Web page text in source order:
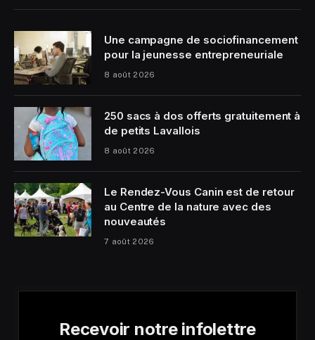
Une campagne de sociofinancement
pour la jeunesse entrepreneuriale
8 août 2026
250 sacs à dos offerts gratuitement à
de petits Lavallois
8 août 2026
Le Rendez-Vous Canin est de retour
au Centre de la nature avec des
nouveautés
7 août 2026
Recevoir notre infolettre